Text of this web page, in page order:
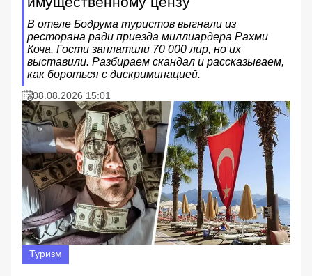
В отеле Бодрума туристов выгнали из
ресторана ради приезда миллиардера Рахми
Коча. Гости заплатили 70 000 лир, но их
выставили. Разбираем скандал и рассказываем,
как бороться с дискриминацией.
08.08.2026 15:01
Туризм